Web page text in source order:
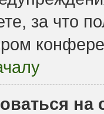
за что